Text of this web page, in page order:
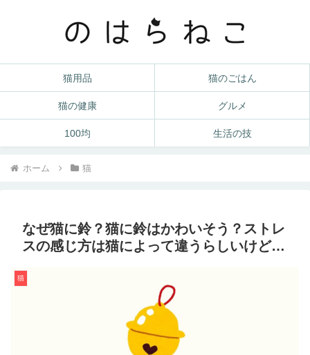
猫用品 猫のごはん
猫の健康 グルメ
100均 生活の技
ホーム 猫
なぜ猫に鈴？猫に鈴はかわいそう？ストレ
スの感じ方は猫によって違うらしいけど…
猫